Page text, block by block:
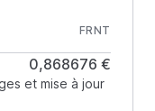
FRNT
0,868676 €
et mise à jour